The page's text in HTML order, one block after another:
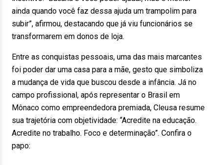
ainda quando você faz dessa ajuda um trampolim para
subir”, afirmou, destacando que já viu funcionários se
transformarem em donos de loja.
Entre as conquistas pessoais, uma das mais marcantes
foi poder dar uma casa para a mãe, gesto que simboliza
a mudança de vida que buscou desde a infância. Já no
campo profissional, após representar o Brasil em
Mônaco como empreendedora premiada, Cleusa resume
sua trajetória com objetividade: “Acredite na educação.
Acredite no trabalho. Foco e determinação”. Confira o
papo: